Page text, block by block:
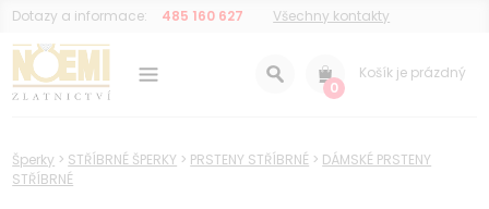
Dotazy a informace: 485 160 627 Všechny kontakty
0
Košík je prázdný
Šperky > STŘÍBRNÉ ŠPERKY > PRSTENY STŘÍBRNÉ > DÁMSKÉ PRSTENY
STŘÍBRNÉ